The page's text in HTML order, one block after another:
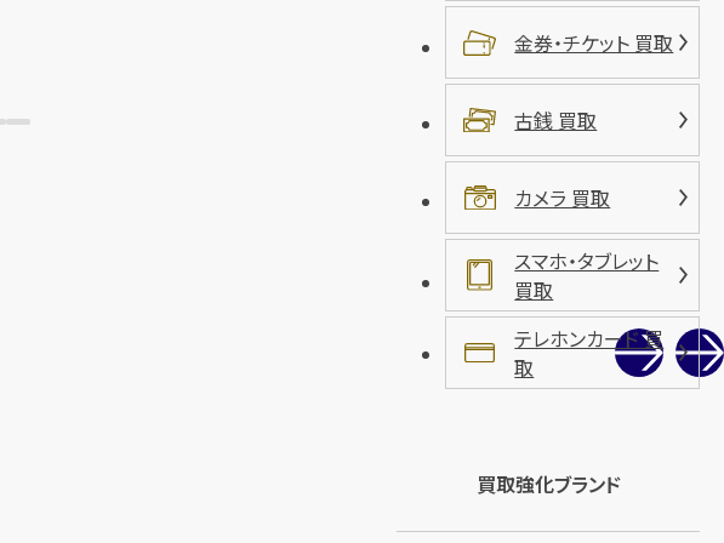
金券・チケット 買取
古銭 買取
カメラ 買取
スマホ・タブレット
買取
テレホンカード 買
取
買取強化ブランド